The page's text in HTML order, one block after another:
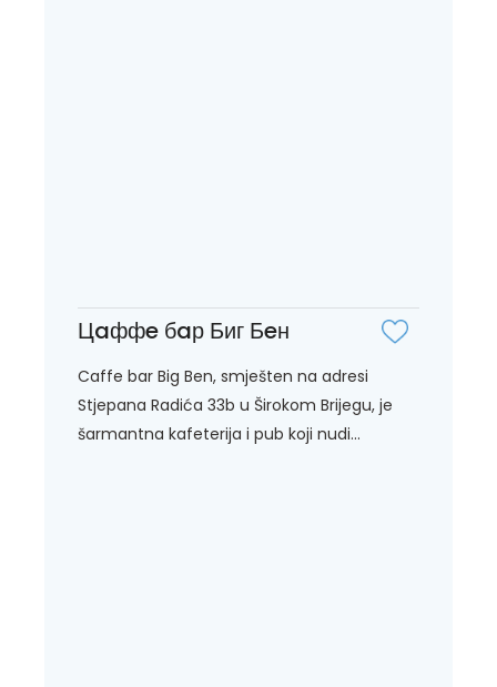
Цaффe бaр Биг Бeн
Caffe bar Big Ben, smješten na adresi
Stjepana Radića 33b u Širokom Brijegu, je
šarmantna kafeterija i pub koji nudi...